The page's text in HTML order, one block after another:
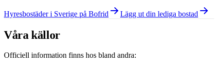
Hyresbostäder i Sverige på Bofrid Lägg ut din lediga bostad
Våra källor
Officiell information finns hos bland andra: